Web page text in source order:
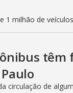
1 milhão de
circulação de